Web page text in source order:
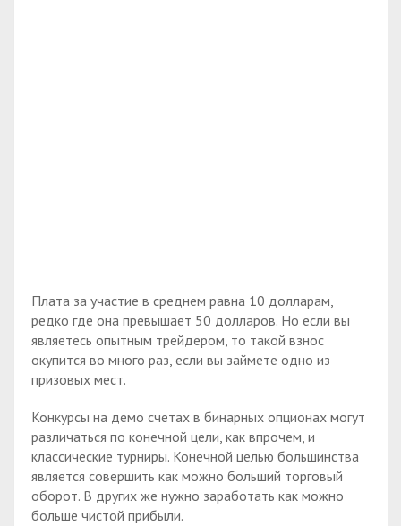
Плата за участие в среднем равна 10 долларам,
редко где она превышает 50 долларов. Но если вы
являетесь опытным трейдером, то такой взнос
окупится во много раз, если вы займете одно из
призовых мест.
Конкурсы на демо счетах в бинарных опционах могут
различаться по конечной цели, как впрочем, и
классические турниры. Конечной целью большинства
является совершить как можно больший торговый
оборот. В других же нужно заработать как можно
больше чистой прибыли.